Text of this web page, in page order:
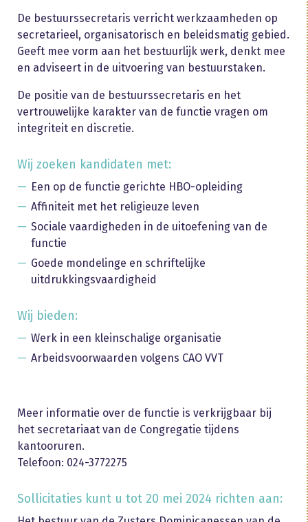
De bestuurssecretaris verricht werkzaamheden op
secretarieel, organisatorisch en beleidsmatig gebied.
Geeft mee vorm aan het bestuurlijk werk, denkt mee
en adviseert in de uitvoering van bestuurstaken.
De positie van de bestuurssecretaris en het
vertrouwelijke karakter van de functie vragen om
integriteit en discretie.
Wij zoeken kandidaten met:
Een op de functie gerichte HBO-opleiding
Affiniteit met het religieuze leven
Sociale vaardigheden in de uitoefening van de
functie
Goede mondelinge en schriftelijke
uitdrukkingsvaardigheid
Wij bieden:
Werk in een kleinschalige organisatie
Arbeidsvoorwaarden volgens CAO VVT
Meer informatie over de functie is verkrijgbaar bij
het secretariaat van de Congregatie tijdens
kantooruren.
Telefoon: 024-3772275
Sollicitaties kunt u tot 20 mei 2024 richten aan: